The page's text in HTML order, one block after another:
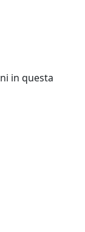
in questa